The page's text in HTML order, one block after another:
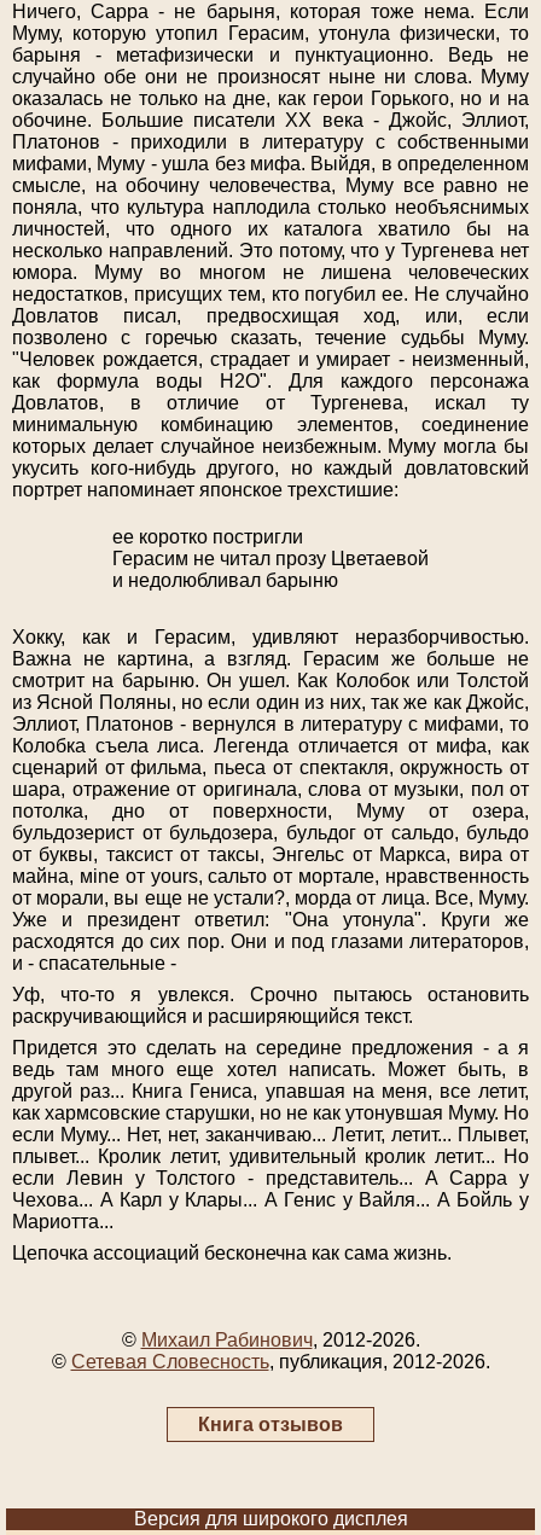
Ничего, Сарра - не барыня, которая тоже нема. Если
Муму, которую утопил Герасим, утонула физически, то
барыня - метафизически и пунктуационно. Ведь не
случайно обе они не произносят ныне ни слова. Муму
оказалась не только на дне, как герои Горького, но и на
обочине. Большие писатели ХХ века - Джойс, Эллиот,
Платонов - приходили в литературу с собственными
мифами, Муму - ушла без мифа. Выйдя, в определенном
смысле, на обочину человечества, Муму все равно не
поняла, что культура наплодила столько необъяснимых
личностей, что одного их каталога хватило бы на
несколько направлений. Это потому, что у Тургенева нет
юмора. Муму во многом не лишена человеческих
недостатков, присущих тем, кто погубил ее. Не случайно
Довлатов писал, предвосхищая ход, или, если
позволено с горечью сказать, течение судьбы Муму.
"Человек рождается, страдает и умирает - неизменный,
как формула воды H2O". Для каждого персонажа
Довлатов, в отличие от Тургенева, искал ту
минимальную комбинацию элементов, соединение
которых делает случайное неизбежным. Муму могла бы
укусить кого-нибудь другого, но каждый довлатовский
портрет напоминает японское трехстишие:
ее коротко постригли
Герасим не читал прозу Цветаевой
и недолюбливал барыню
Хокку, как и Герасим, удивляют неразборчивостью.
Важна не картина, а взгляд. Герасим же больше не
смотрит на барыню. Он ушел. Как Колобок или Толстой
из Ясной Поляны, но если один из них, так же как Джойс,
Эллиот, Платонов - вернулся в литературу с мифами, то
Колобка съела лиса. Легенда отличается от мифа, как
сценарий от фильма, пьеса от спектакля, окружность от
шара, отражение от оригинала, слова от музыки, пол от
потолка, дно от поверхности, Муму от озера,
бульдозерист от бульдозера, бульдог от сальдо, бульдо
от буквы, таксист от таксы, Энгельс от Маркса, вира от
майна, мine от yours, сальто от мортале, нравственность
от морали, вы еще не устали?, морда от лица. Все, Муму.
Уже и президент ответил: "Она утонула". Круги же
расходятся до сих пор. Они и под глазами литераторов,
и - спасательные -
Уф, что-то я увлекся. Срочно пытаюсь остановить
раскручивающийся и расширяющийся текст.
Придется это сделать на середине предложения - а я
ведь там много еще хотел написать. Может быть, в
другой раз... Книга Гениса, упавшая на меня, все летит,
как хармсовские старушки, но не как утонувшая Муму. Но
если Муму... Нет, нет, заканчиваю... Летит, летит... Плывет,
плывет... Кролик летит, удивительный кролик летит... Но
если Левин у Толстого - представитель... А Сарра у
Чехова... А Карл у Клары... А Генис у Вайля... А Бойль у
Мариотта...
Цепочка ассоциаций бесконечна как сама жизнь.
© Михаил Рабинович, 2012-2026.
© Сетевая Словесность, публикация, 2012-2026.
Книга отзывов
Версия для широкого дисплея